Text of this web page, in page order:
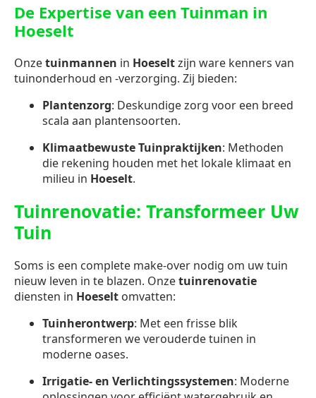
De Expertise van een Tuinman in
Hoeselt
Onzetuinmannen in Hoeseltzijn ware kenners van
tuinonderhoud en -verzorging. Zij bieden:
Plantenzorg: Deskundige zorg voor een breed
scala aan plantensoorten.
Klimaatbewuste Tuinpraktijken: Methoden
die rekening houden met het lokale klimaat en
milieu in Hoeselt.
Tuinrenovatie: Transformeer Uw
Tuin
Soms is een complete make-over nodig om uw tuin
nieuw leven in te blazen. Onzetuinrenovatie
diensten in Hoeselt omvatten:
Tuinherontwerp: Met een frisse blik
transformeren we verouderde tuinen in
moderne oases.
Irrigatie- en Verlichtingssystemen: Moderne